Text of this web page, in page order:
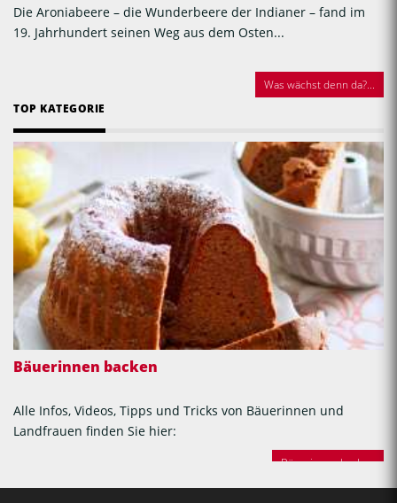
Die Aroniabeere – die Wunderbeere der Indianer – fand im
19. Jahrhundert seinen Weg aus dem Osten...
Was wächst denn da?...
TOP KATEGORIE
Bäuerinnen backen
Alle Infos, Videos, Tipps und Tricks von Bäuerinnen und
Landfrauen finden Sie hier:
Bäuerinnen backen